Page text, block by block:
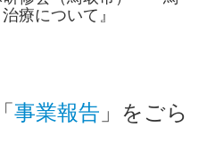
治療について』
事業報告 」をごら